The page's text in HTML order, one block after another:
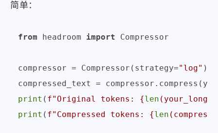
简单：
from headroom import Compressor
compressor = Compressor(strategy="log" )
print ( f"Original tokens: {len
print ( f"Compressed tokens: {len